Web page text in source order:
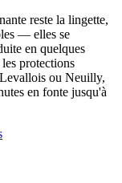
reste la lingette,
— elles se
en quelques
protections
ou Neuilly,
en fonte jusqu'à